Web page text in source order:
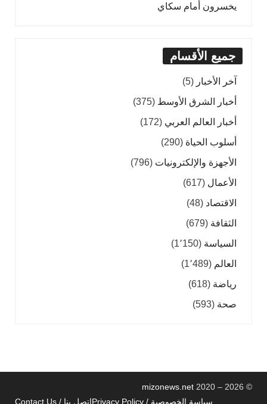
يخسرون أمام سكاي
جميع الأقسام
آخر الأخبار (5)
أخبار الشرق الأوسط (375)
أخبار العالم العربي (172)
أسلوب الحياة (290)
الأجهزة والإلكترونيات (796)
الأعمال (617)
الاقتصاد (48)
الثقافة (679)
السياسة (1٬150)
العالم (1٬489)
رياضة (618)
صحة (593)
©
mizonews.net 2020 – 2026
سياسة الخصوصية / Privacy Policy
اتصل بنا / Contact Us